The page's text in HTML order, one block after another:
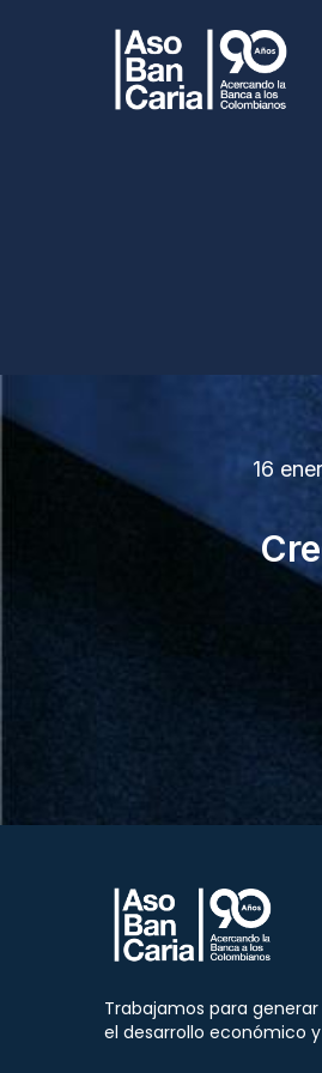
16
Trabajamos para
el desarrollo económico